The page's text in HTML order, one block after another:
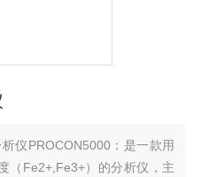
仪PROCON5000：是一款用
（Fe2+,Fe3+）的分析仪，主